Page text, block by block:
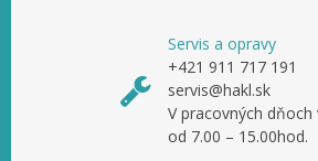
Servis a opravy
+421 911 717 191
servis@hakl.sk
V pracovných dňoch
od 7.00 – 15.00hod.